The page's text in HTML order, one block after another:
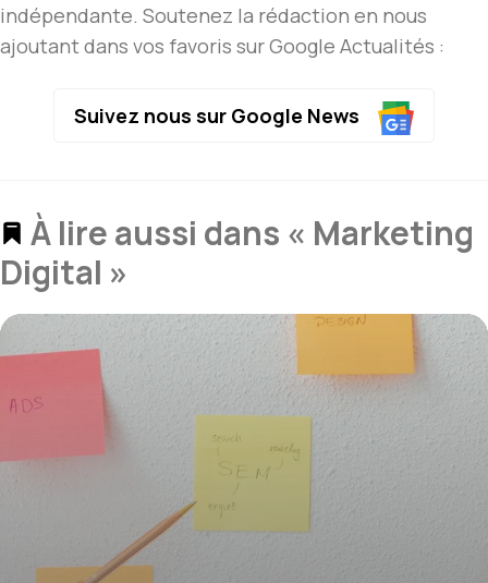
indépendante. Soutenez la rédaction en nous
ajoutant dans vos favoris sur Google Actualités :
Suivez nous sur Google News
À lire aussi dans « Marketing
Digital »